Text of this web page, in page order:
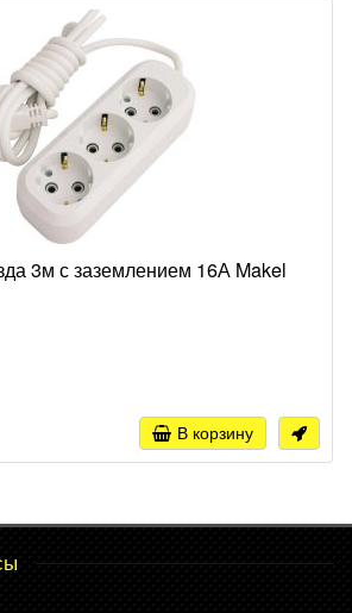
3м с заземлением 16А Makel
В корзину